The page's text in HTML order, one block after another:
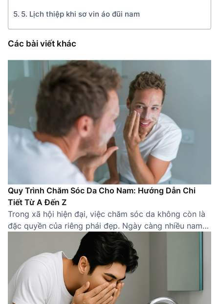
5. Lịch thiệp khi sơ vin áo đũi nam
Các bài viết khác
Quy Trình Chăm Sóc Da Cho Nam: Hướng Dẫn Chi
Tiết Từ A Đến Z
Trong xã hội hiện đại, việc chăm sóc da không còn là
đặc quyền của riêng phái đẹp. Ngày càng nhiều nam
giới nhận thức được tầm quan trọng của việc sở hữu
một làn da khỏe mạnh, sạch sẽ. Một quy trình chăm
sóc da cho nam đúng cách không chỉ giúp cải thiện
[…]